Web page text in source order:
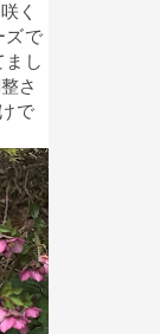
く
ズで
まし
さ
で